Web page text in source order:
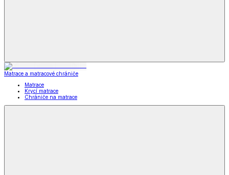
Matrace a matracové chrániče
Matrace
Krycí matrace
Chrániče na matrace